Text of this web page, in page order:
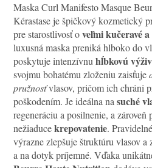
Maska Curl Manifesto Masque
Kérastase je špičkový kozmetický
pre starostlivosť oveľmi kučeravé
luxusná maska preniká hlboko do
poskytuje intenzívnu hĺbkovú
svojmu bohatému zloženiu zaisťuje
pružnosťvlasov, pričom ich chráni
poškodením. Je ideálna na suché
regeneráciu a posilnenie, a zároveň
nežiaducekrepovatenie.
výrazne zlepšuje štruktúru vlasov a
a na dotyk príjemné. Vďaka